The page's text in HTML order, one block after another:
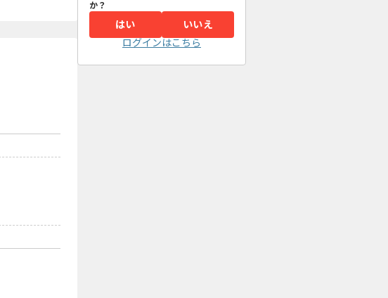
か？
はい
いいえ
ログインはこちら